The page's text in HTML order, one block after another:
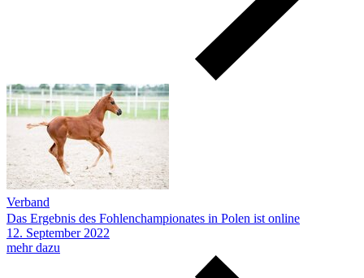
Verband
Das Ergebnis des Fohlenchampionates in Polen ist online
12. September 2022
mehr dazu